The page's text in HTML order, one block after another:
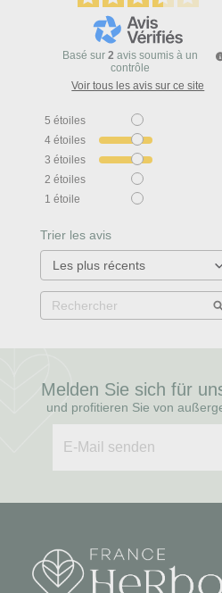
Basé sur 2 avis soumis à un
contrôle
Voir tous les avis sur ce site
5 étoiles
4 étoiles
3 étoiles
2 étoiles
1 étoile
Trier les avis
Melden Sie sich für
und profitieren Sie von